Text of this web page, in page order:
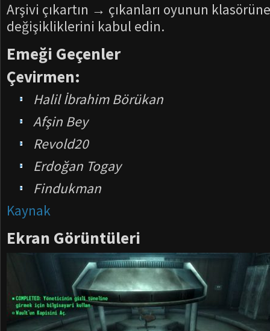
Arşivi çıkartın → çıkanları oyunun
değişikliklerini kabul edin.
Emeği Geçenler
Çevirmen:
Halil İbrahim Börükan
Afşin Bey
Revold20
Erdoğan Togay
Findukman
Kaynak
Ekran Görüntüleri